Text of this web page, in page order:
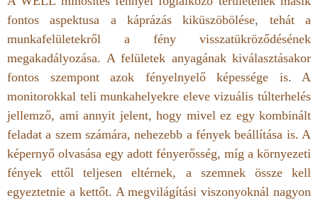
fontos aspektusa a káprázás kiküszöbölése, tehát a
munkafelületekről a fény visszatükröződésének
megakadályozása. A felületek anyagának kiválasztásakor
fontos szempont azok fényelnyelő képessége is. A
monitorokkal teli munkahelyekre eleve vizuális túlterhelés
jellemző, ami annyit jelent, hogy mivel ez egy kombinált
feladat a szem számára, nehezebb a fények beállítása is. A
képernyő olvasása egy adott fényerősség, míg a környezeti
fények ettől teljesen eltérnek, a szemnek össze kell
egyeztetnie a kettőt. A megvilágítási viszonyoknál nagyon